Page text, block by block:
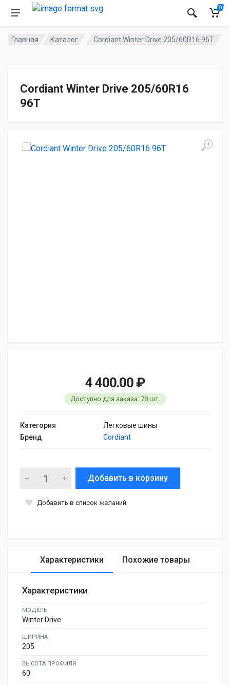
0
Главная Каталог Cordiant Winter Drive 205/60R16 96T
Cordiant Winter Drive 205/60R16
96T
4 400.00 ₽
Доступно для заказа: 78 шт.
Категория
Легковые шины
Бренд
Cordiant
Добавить в корзину
Добавить в список желаний
Характеристики Похожие товары
Характеристики
МОДЕЛЬ
Winter Drive
ШИРИНА
205
ВЫСОТА ПРОФИЛЯ
60